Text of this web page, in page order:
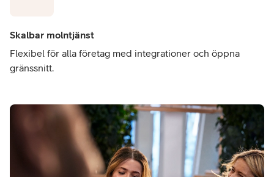
Skalbar molntjänst
Flexibel för alla företag med integrationer och öppna
gränssnitt.